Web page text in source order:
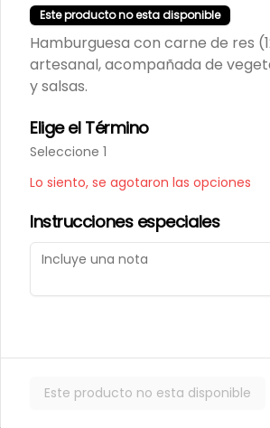
Términos y condiciones
Mi cuenta
Iniciar sesión
Este producto no esta disponible
Hamburguesa con carne de res
artesanal, acompañada de
y salsas.
Elige el Término
Seleccione 1
Lo siento, se agotaron las opciones
Instrucciones especiales
Este producto no esta disponible